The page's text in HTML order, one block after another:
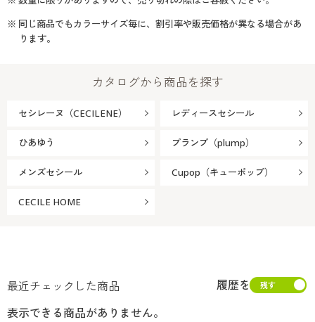
※ 同じ商品でもカラーサイズ毎に、割引率や販売価格が異なる場合があ
ります。
カタログから商品を探す
セシレーヌ（CECILENE） レディースセシール
ひあゆう プランプ（plump）
メンズセシール Cupop（キューポップ）
CECILE HOME
最近チェックした商品
履歴を
表示できる商品がありません。